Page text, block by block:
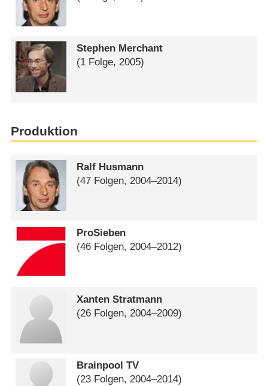
Stephen Merchant
(1 Folge, 2005)
Produktion
Ralf Husmann
(47 Folgen, 2004⁠–⁠2014)
ProSieben
(46 Folgen, 2004⁠–⁠2012)
Xanten Stratmann
(26 Folgen, 2004⁠–⁠2009)
Brainpool TV
(23 Folgen, 2004⁠–⁠2014)